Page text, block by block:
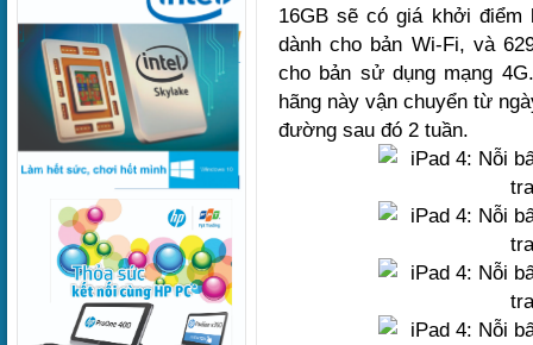
16GB sẽ có giá khởi điểm
dành cho bản Wi-Fi, và
cho bản sử dụng mạng
hãng này vận chuyển từ
đường sau đó 2 tuần.